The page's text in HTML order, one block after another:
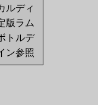
ルディ
版ラム
トルデ
ン参照